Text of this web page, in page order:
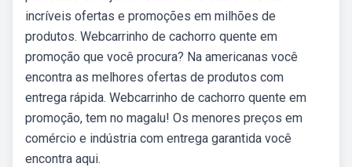
incríveis ofertas e promoções em milhões de
produtos. Webcarrinho de cachorro quente em
promoção que você procura? Na americanas você
encontra as melhores ofertas de produtos com
entrega rápida. Webcarrinho de cachorro quente em
promoção, tem no magalu! Os menores preços em
comércio e indústria com entrega garantida você
encontra aqui.